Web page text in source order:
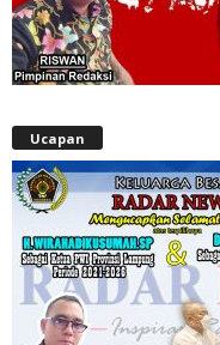
Ucapan